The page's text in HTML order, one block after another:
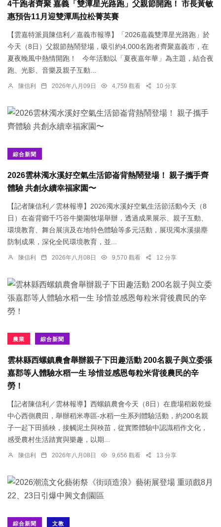
4千跑者齊聚 嘉義「雙潭星光路跑」父親節開跑！ 市長黃敏
惠預告11月迎雙潭馬拉松菁英賽
【雲嘉特派員陳信利／嘉義市報導】「2026嘉義雙潭星光路跑」於
今天（8日）父親節熱鬧登場，吸引約4,000名跑者齊聚嘉義市，在
夏夜晚風中熱情開跑！ 今年活動以「夏夜嘉年華」為主題，結合夜
跑、光影、音樂及親子互動...
陳信利 2026年八月09日 4,759 觀看 10 分享
綜合新聞
2026雲林濁水溪好空氣生活節崙背熱鬧登場！ 親子攜手齊
體驗 共創永續幸福家園〜
【記者陳信利／雲林報導】2026濁水溪好空氣生活節活動今天（8
日）在崙背鄉千巧谷牛樂園牧場舉辦，透過成果展示、親子互動、
環境教育、舞台展演及在地特色體驗等多元活動，展現濁水溪揚塵
防制成果，深化全民環境教育，並...
陳信利 2026年八月08日 9,570 觀看 12 分享
農業 綜合新聞
雲林縣西螺鎮農會舉辦親子下田趣活動 200名親子與立委張
嘉郡等人體驗水稻一生 珍惜並感恩每粒米背後農民的辛
勞！
【記者陳信利／雲林報導】西螺鎮農會今天（8日）在鹿場稻榖乾燥
中心西側農田，舉辦稻米專區-水稻一生系列體驗活動，約200名親
子一起下田插秧，接觸泥土與秧苗，從實際體驗中認識稻作文化，
感受農村生活踏實與樂趣，以期...
陳信利 2026年八月08日 9,656 觀看 13 分享
綜合新聞 文教